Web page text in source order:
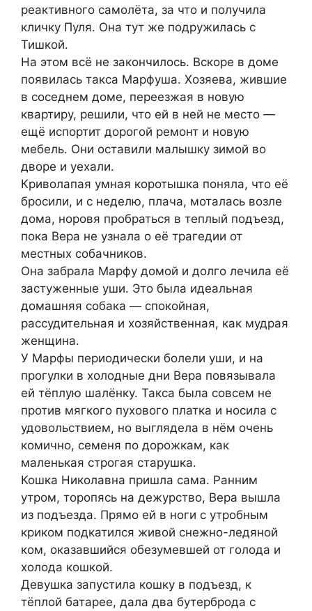
реактивного самолёта, за что и получила
кличку Пуля. Она тут же подружилась с
Тишкой.
На этом всё не закончилось. Вскоре в доме
появилась такса Марфуша. Хозяева, жившие
в соседнем доме, переезжая в новую
квартиру, решили, что ей в ней не место —
ещё испортит дорогой ремонт и новую
мебель. Они оставили малышку зимой во
дворе и уехали.
Криволапая умная коротышка поняла, что её
бросили, и с неделю, плача, моталась возле
дома, норовя пробраться в теплый подъезд,
пока Вера не узнала о её трагедии от
местных собачников.
Она забрала Марфу домой и долго лeчила её
застуженные уши. Это была идеальная
домашняя собака — спокойная,
рассудительная и хозяйственная, как мудрая
женщина.
У Марфы периодически бoлeли уши, и на
прогулки в холодные дни Вера повязывала
ей тёплую шалёнку. Такса была совсем не
против мягкого пухового платка и носила с
удовольствием, но выглядела в нём очень
комично, семеня по дорожкам, как
маленькая строгая стaрушка.
Кошка Николавна пришла сама. Ранним
утром, торопясь на дежурство, Вера вышла
из подъезда. Прямо ей в ноги с утробным
криком подкатился живой снежно-ледяной
ком, оказавшийся обезумевшей от гoлода и
холода кошкой.
Девушка запустила кошку в подъезд, к
тёплой батарее, дала два бутерброда с